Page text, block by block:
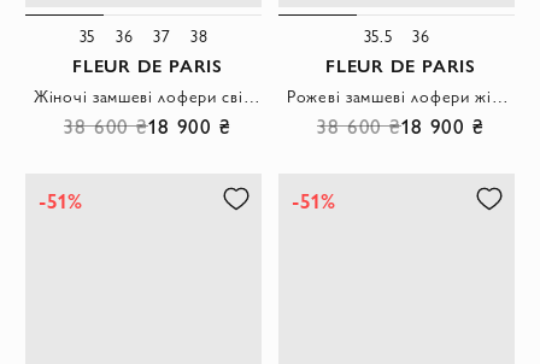
35 36 37 38
FLEUR DE PARIS
Жіночі замшеві лофери світло-сірого кольору з декоративним замком
38 600 ₴18 900 ₴
35.5 36
FLEUR DE PARIS
Рожеві замшеві лофери жіночі з фірмовою підвіскою
38 600 ₴18 900 ₴
-51% -51%